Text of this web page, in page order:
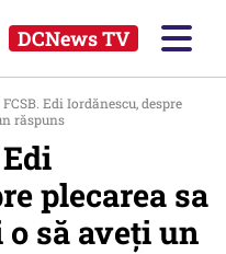
DCNews TV
Edi Iordănescu, despre
răspuns
plecarea sa
o să aveți un